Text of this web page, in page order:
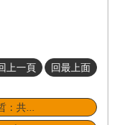
上一頁 回最上面
共...